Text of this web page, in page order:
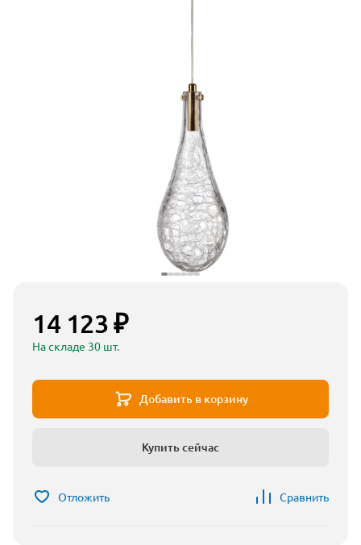
14 123 ₽
На складе 30 шт.
Добавить в корзину
Купить сейчас
Отложить Сравнить